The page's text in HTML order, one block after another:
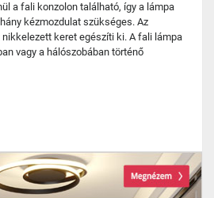
a fali konzolon található, így a lámpa
kézmozdulat szükséges. Az
keret egészíti ki. A fali lámpa
vagy a hálószobában történő